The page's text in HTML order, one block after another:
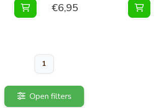
Vacuumzak voor Hangende
€6,95
1
Open filters